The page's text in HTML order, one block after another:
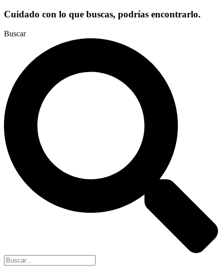
Cuidado con lo que buscas, podrías encontrarlo.
Buscar